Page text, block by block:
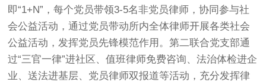
即“1+N”，每个党员带领3-5名非党员律师，协同参与社
会公益活动，通过党员带动所内全体律师开展各类社会
公益活动，发挥党员先锋模范作用。第二联合党支部通
过“三官一律”进社区、值班律师免费咨询、法治体检进企
业、送法进基层、党员律师双报道等活动，充分发挥律